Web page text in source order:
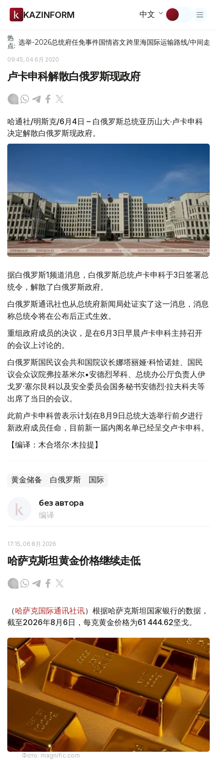
KAZINFORM 中文
热
点: 选举-2026总统府任免事件国情咨文跨里海国际运输路线/中间走廊
09:45, 04 6月 2020
卢卡申科解散白俄罗斯现政府
哈通社/明斯克/6月4日 – 白俄罗斯总统亚历山大·卢卡申科
决定解散白俄罗斯现政府。
据白俄罗斯1频道消息，白俄罗斯总统卢卡申科于3日签署总
统令，解散了白俄罗斯政府。
白俄罗斯通讯社也从总统府新闻局处证实了这一消息，消息
称总统令将在公布后正式生效。
重组政府成员的决议，是在6月3日早晨卢卡申科主持召开
的会议上讨论的。
白俄罗斯国民议会共和国院议长娜塔丽娅·科恰诺娃、国民
议会众议院弗拉基米尔•安德烈琴科、总统办公厅负责人伊
戈罗·塞尔艮科以及安全委员会国务秘书安德烈·拉夫科夫等
出席了当日的会议。
此前卢卡申科曾表示计划在8月9日总统大选举行前夕进行
新政府成员任命，目前新一届内阁名单已经呈交卢卡申科。
【编译：木合塔尔·木拉提】
黄金储备 白俄罗斯 国际
без автора
编译
17:15, 06 8月 2026
哈萨克斯坦黄金价格继续走低
（哈萨克国际通讯社讯）根据哈萨克斯坦国家银行的数据，
截至2026年8月6日，每克黄金价格为61 444.62坚戈。
Фото: magnific.com